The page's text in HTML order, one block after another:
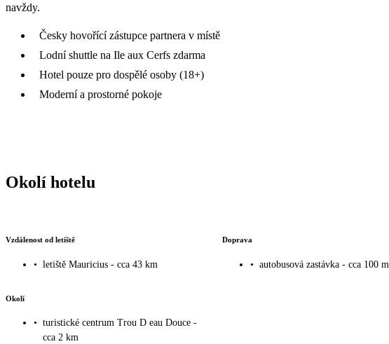
navždy.
Česky hovořící zástupce partnera v místě
Lodní shuttle na Ile aux Cerfs zdarma
Hotel pouze pro dospělé osoby (18+)
Moderní a prostorné pokoje
Okolí hotelu
Vzdálenost od letiště
• letiště Mauricius - cca 43 km
Doprava
• autobusová zastávka - cca 100 m
Okolí
• turistické centrum Trou D eau Douce -
cca 2 km